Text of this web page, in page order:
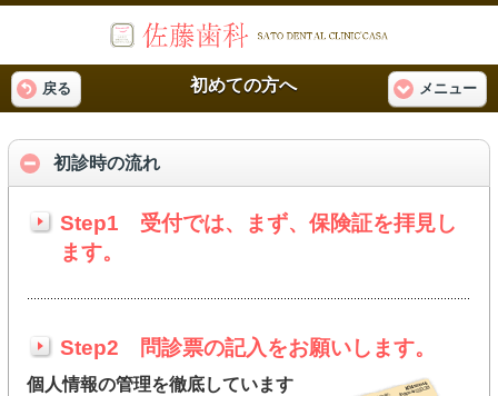
戻る 初めての方へ メニュー
初診時の流れ
Step1 受付では、まず、保険証を拝見し
ます。
Step2 問診票の記入をお願いします。
個人情報の管理を徹底しています